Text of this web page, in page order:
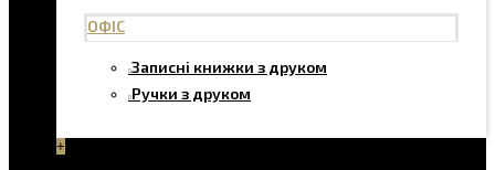
ОФІС
Записні книжки з друком
Ручки з друком
+